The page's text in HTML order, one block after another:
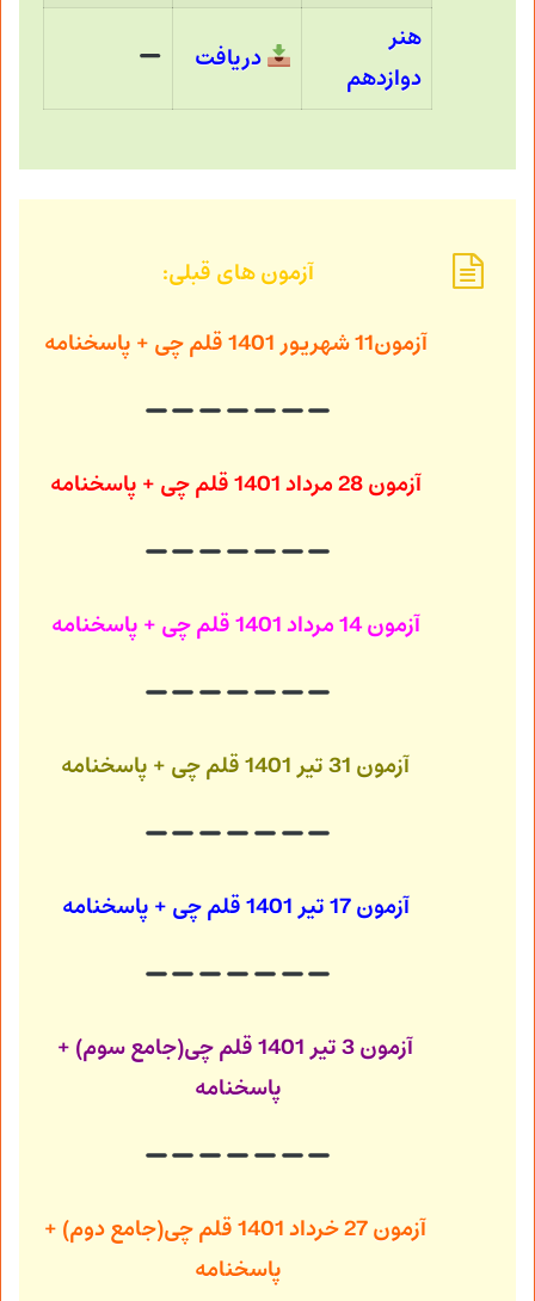
هنر
دوازدهم
دریافت
آزمون های قبلی:
آزمون11 شهریور 1401 قلم چی + پاسخنامه
آزمون 28 مرداد 1401 قلم چی + پاسخنامه
آزمون 14 مرداد 1401 قلم چی + پاسخنامه
آزمون 31 تیر 1401 قلم چی + پاسخنامه
آزمون 17 تیر 1401 قلم چی + پاسخنامه
آزمون 3 تیر 1401
قلم چی(جامع سوم) +
پاسخنامه
آزمون 27 خرداد 1401
قلم چی(جامع دوم) +
پاسخنامه